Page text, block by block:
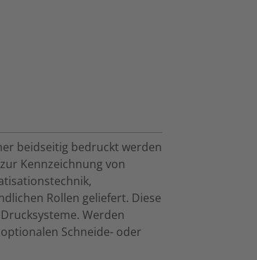
beidseitig bedruckt werden
Kennzeichnung von
Rollen geliefert. Diese
Werden
Schneide- oder